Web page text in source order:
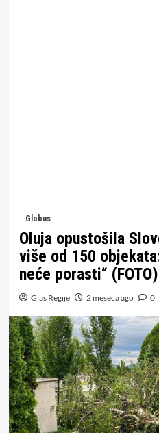
Globus
Oluja opustošila
više od 150
neće porasti“ (FOTO)
Glas Regije 2 meseca ago 0